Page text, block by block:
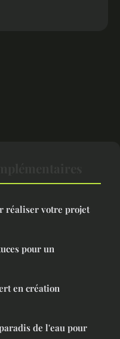
réaliser votre projet
pour un
en création
de l'eau pour